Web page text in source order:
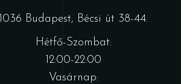
1036 Budapest, Bécsi út 38-44.
Hétfő-Szombat:
12:00-22:00
Vasárnap: